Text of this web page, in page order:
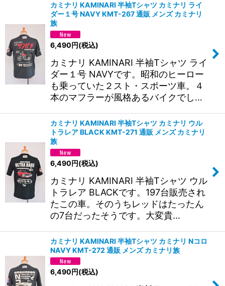
カミナリ KAMINARI 半袖Tシャツ カミナリ ライ
ダー１号 NAVY KMT-267 通販 メンズ カミナリ
族
6,490円(税込)
カミナリ KAMINARI 半袖Tシャツ ライ
ダー１号 NAVYです。昭和のヒーロー
も乗っていた２スト・スポーツ車。４
本のマフラーが風格あるバイクでし…
カミナリ KAMINARI 半袖Tシャツ カミナリ ウル
トラレア BLACK KMT-271 通販 メンズ カミナリ
族
6,490円(税込)
カミナリ KAMINARI 半袖Tシャツ ウル
トラレア BLACKです。197台販売され
たこの車。そのうちレッドはたったん
の7台だったそうです。大変貴…
カミナリ KAMINARI 半袖Tシャツ カミナリ Nコロ
NAVY KMT-272 通販 メンズ カミナリ族
6,490 円(税込)